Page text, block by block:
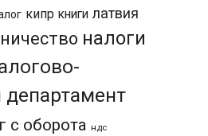
кипр книги латвия
налоги
с оборота ндс